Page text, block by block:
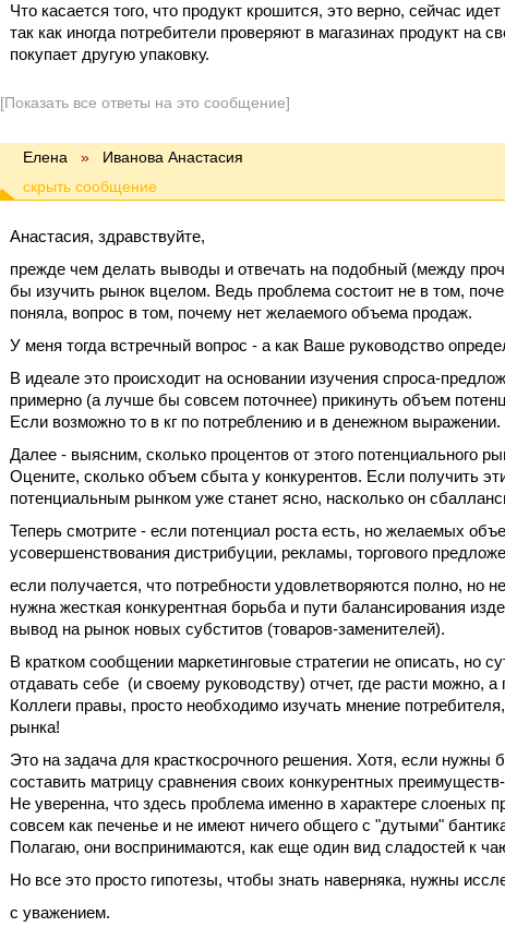
Что касается того, что продукт крошится, это верно, сейчас
так как иногда потребители проверяют в магазинах продукт на
покупает другую упаковку.
[Показать все ответы на это сообщение]
Елена » Иванова Анастасия
Анастасия, здравствуйте,
прежде чем делать выводы и отвечать на подобный (между
бы изучить рынок вцелом. Ведь проблема состоит не в том,
поняла, вопрос в том, почему нет желаемого объема продаж.
У меня тогда встречный вопрос - а как Ваше руководство
В идеале это происходит на основании изучения спроса-
примерно (а лучше бы совсем поточнее) прикинуть объем
Если возможно то в кг по потреблению и в денежном выражении.
Далее - выясним, сколько процентов от этого потенциального
Оцените, сколько объем сбыта у конкурентов. Если получить
потенциальным рынком уже станет ясно, насколько он
Теперь смотрите - если потенциал роста есть, но желаемых
усовершенствования дистрибуции, рекламы, торгового
если получается, что потребности удовлетворяются полно, но
нужна жесткая конкурентная борьба и пути балансирования
вывод на рынок новых субститов (товаров-заменителей).
В кратком сообщении маркетинговые стратегии не описать, но
отдавать себе (и своему руководству) отчет, где расти можно,
Коллеги правы, просто необходимо изучать мнение
рынка!
Это на задача для красткосрочного решения. Хотя, если
составить матрицу сравнения своих конкурентных
Не уверенна, что здесь проблема именно в характере слоеных
совсем как печенье и не имеют ничего общего с "дутыми"
Полагаю, они воспринимаются, как еще один вид сладостей к
Но все это просто гипотезы, чтобы знать наверняка, нужны
с уважением.